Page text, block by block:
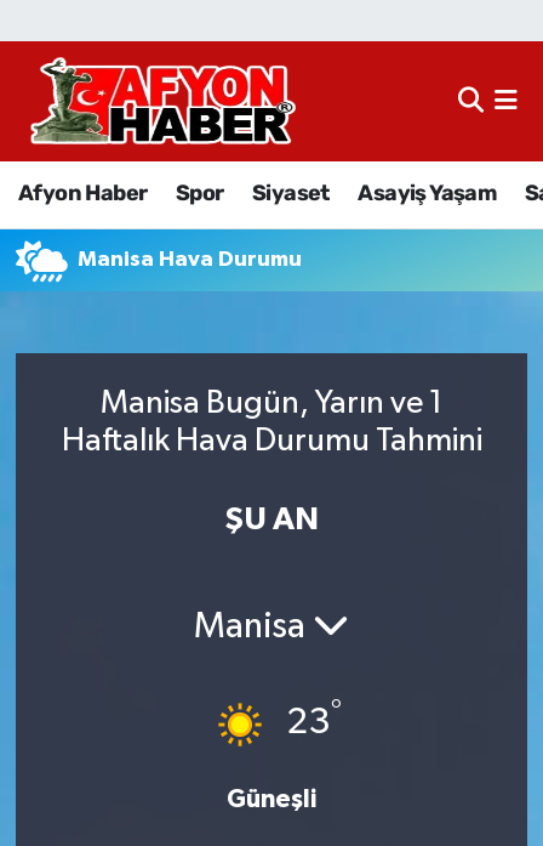
Afyon Haber Spor Siyaset Asayiş Yaşam
Manisa Hava Durumu
Manisa Bugün, Yarın ve 1
Haftalık Hava Durumu Tahmini
ŞU AN
Manisa
23°
Güneşli
Afyon Haber
Asayiş Yaşam
Eğitim